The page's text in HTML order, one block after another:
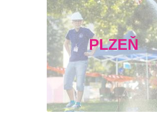
PLZEŇ